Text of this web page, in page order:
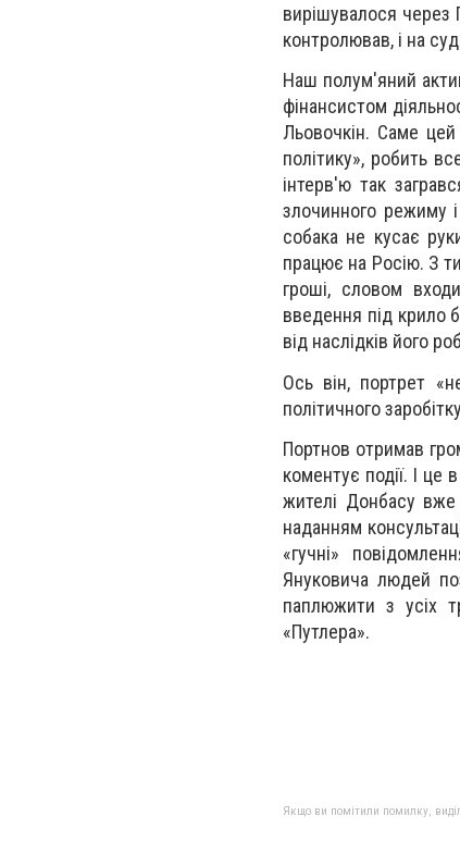
вирішувалося через
контролював, і на
Наш полум'яний
фінансистом
Льовочкін. Саме
політику», робить
інтерв'ю так
злочинного режиму
собака не кусає
працює на Росію. З
гроші, словом
введення під крило
від наслідків його
Ось він, портрет
політичного
Портнов отримав
коментує події. І це
жителі Донбасу
наданням
«гучні»
Януковича людей
паплюжити з усіх
«Путлера».
Якщо ви помітили помилку,